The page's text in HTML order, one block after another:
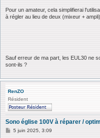
Pour un amateur, cela simplifierai
à régler au lieu de deux (mixeur + ampli)
Sauf erreur de ma part, les EUL30 ne
sont-ils ?
RenZO
Résident
Sono église 100V à réparer /
M5 juin 2025, 3:09